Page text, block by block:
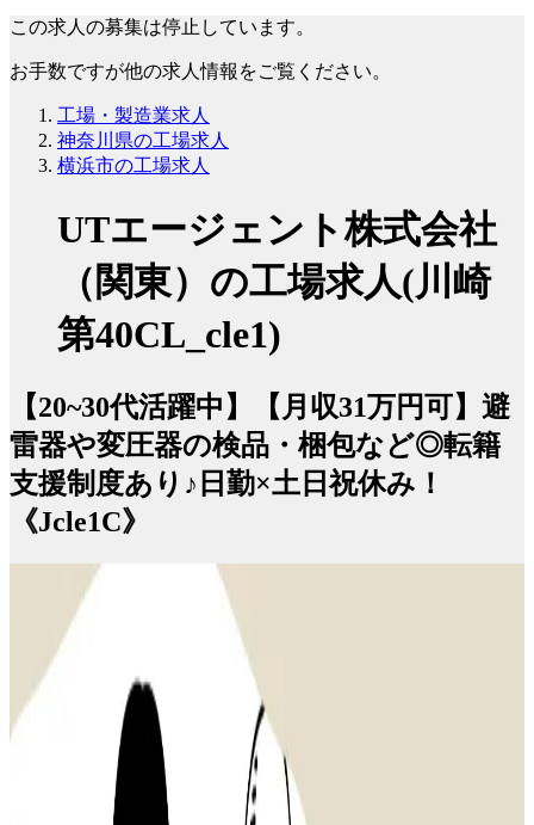
この求人の募集は停止しています。
お手数ですが他の求人情報をご覧ください。
工場・製造業求人
神奈川県の工場求人
横浜市の工場求人
UTエージェント株式会社
（関東）の工場求人(川崎
第40CL_cle1)
【20~30代活躍中】【月収31万円可】避
雷器や変圧器の検品・梱包など◎転籍
支援制度あり♪日勤×土日祝休み！
《Jcle1C》